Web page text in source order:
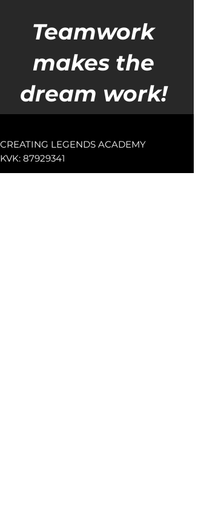
Teamwork
makes the
dream work!
CREATING LEGENDS ACADEMY
KVK: 87929341